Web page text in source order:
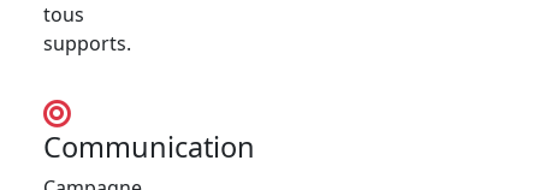
tous
supports.
Communication